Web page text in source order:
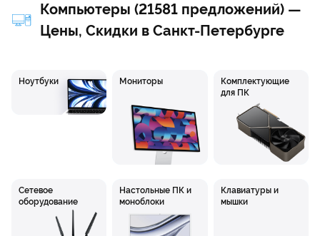
Компьютеры (21581 предложений) —
Цены, Скидки в Санкт-Петербурге
Ноутбуки Мониторы
Комплектующие
для ПК
Сетевое
оборудование
Настольные ПК и
моноблоки
Клавиатуры и
мышки